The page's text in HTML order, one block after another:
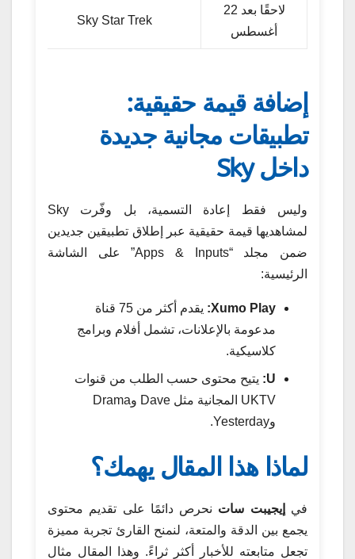
لاحقًا بعد 22
أغسطس
Sky Star Trek
إضافة قيمة حقيقية:
تطبيقات مجانية جديدة
داخل Sky
وليس فقط إعادة التسمية، بل وفّرت Sky
لمشاهديها قيمة حقيقية عبر إطلاق تطبيقين جديدين
ضمن مجلد “Apps & Inputs” على الشاشة
الرئيسية:
Xumo Play:
يقدم أكثر من 75 قناة
مدعومة بالإعلانات، تشمل أفلام وبرامج
كلاسيكية.
U:
يتيح محتوى حسب الطلب من قنوات
UKTV المجانية مثل Dave وDrama
وYesterday.
لماذا هذا المقال يهمك؟
في إيجيبت سات نحرص دائمًا على تقديم محتوى
يجمع بين الدقة والمتعة، لنمنح القارئ تجربة مميزة
تجعل متابعته للأخبار أكثر ثراءً. وهذا المقال مثال